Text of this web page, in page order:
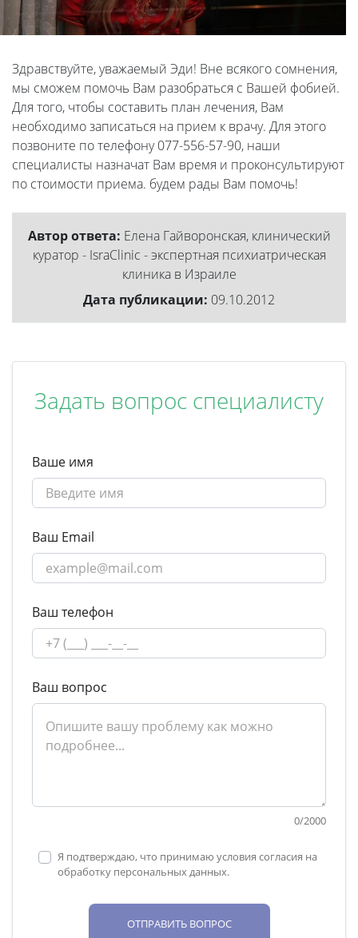
Здравствуйте, уважаемый Эди! Вне всякого сомнения,
мы сможем помочь Вам разобраться с Вашей фобией.
Для того, чтобы составить план лечения, Вам
необходимо записаться на прием к врачу. Для этого
позвоните по телефону 077-556-57-90, наши
специалисты назначат Вам время и проконсультируют
по стоимости приема. будем рады Вам помочь!
Автор ответа: Елена Гайворонская, клинический
куратор - IsraClinic - экспертная психиатрическая
клиника в Израиле
Дата публикации: 09.10.2012
Задать вопрос специалисту
Ваше имя
Ваш Email
Ваш телефон
Ваш вопрос
0/2000
Я подтверждаю, что принимаю условия согласия на
обработку персональных данных.
ОТПРАВИТЬ ВОПРОС